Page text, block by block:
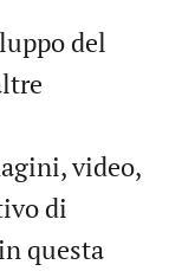
del
video,
di
questa